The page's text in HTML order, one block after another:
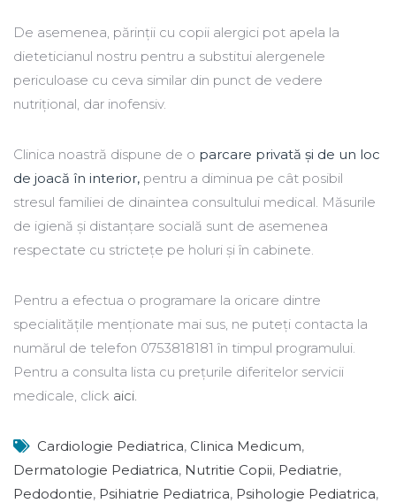
De asemenea, părinții cu copii alergici pot apela la
dieteticianul nostru pentru a substitui alergenele
periculoase cu ceva similar din punct de vedere
nutrițional, dar inofensiv.
Clinica noastră dispune de o parcare privată și de un loc
de joacă în interior, pentru a diminua pe cât posibil
stresul familiei de dinaintea consultului medical. Măsurile
de igienă și distanțare socială sunt de asemenea
respectate cu strictețe pe holuri și în cabinete.
Pentru a efectua o programare la oricare dintre
specialitățile menționate mai sus, ne puteți contacta la
numărul de telefon 0753818181 în timpul programului.
Pentru a consulta lista cu prețurile diferitelor servicii
medicale, click aici.
Cardiologie Pediatrica, Clinica Medicum,
Dermatologie Pediatrica, Nutritie Copii, Pediatrie,
Pedodontie, Psihiatrie Pediatrica, Psihologie Pediatrica,